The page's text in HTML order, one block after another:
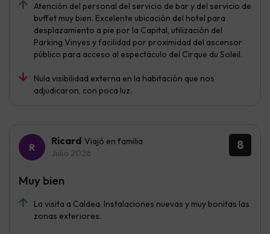
Atención del personal del servicio de bar y del servicio de
buffet muy bien. Excelente ubicación del hotel para
desplazamiento a pie por la Capital, utilización del
Parking Vinyes y facilidad por proximidad del ascensor
público para acceso al espectáculo del Cirque du Soleil.
Nula visibilidad externa en la habitación que nos
adjudicaron, con poca luz.
8
Ricard Viajó en familia
Julio 2026
La visita a Caldea. Instalaciones nuevas y muy bonitas las
zonas exteriores.
Muy bien